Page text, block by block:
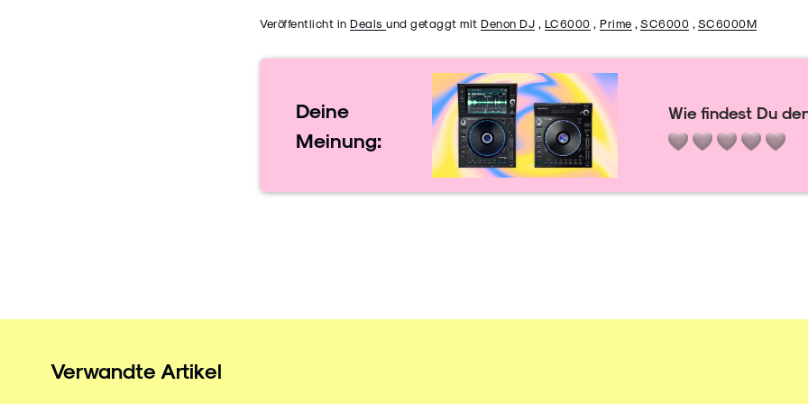
Veröffentlicht in Deals und getaggt mit Denon DJ , LC6000 , Prime , SC6000 , SC6000M
Deine
Meinung:
Wie findest Du
Verwandte Artikel